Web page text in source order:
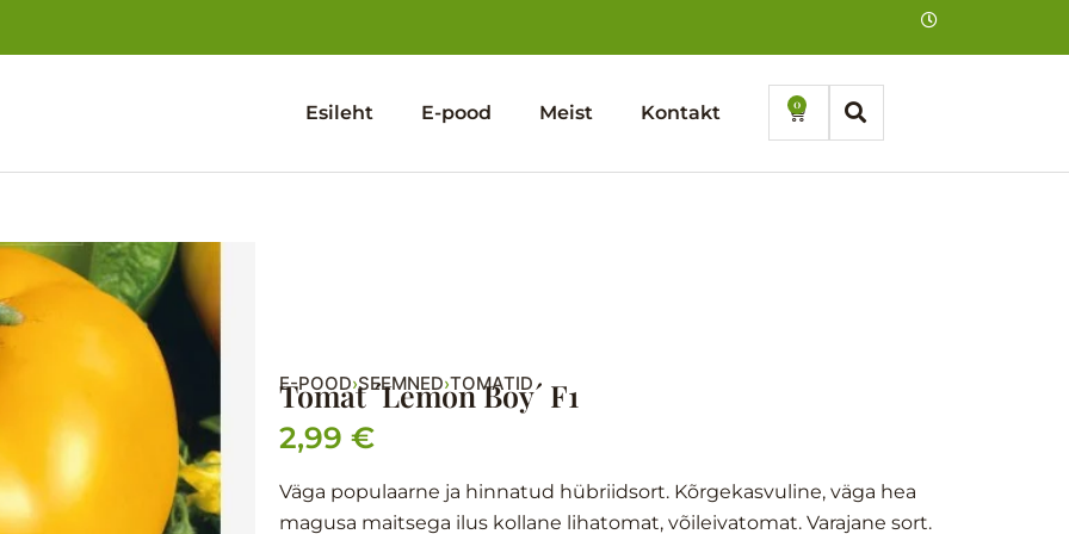
Esileht E-pood Meist Kontakt 0
Cart
E-POOD›SEEMNED›TOMATID
Tomat ´Lemon Boy´ F1
2,99 €
Väga populaarne ja hinnatud hübriidsort. Kõrgekasvuline, väga hea
magusa maitsega ilus kollane lihatomat, võileivatomat. Varajane sort.